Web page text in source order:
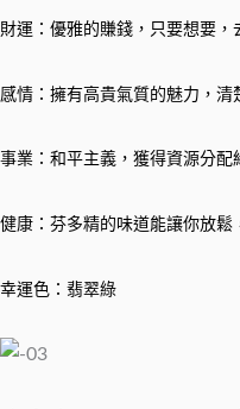
財運：優雅的賺錢，只要想要，
感情：擁有高貴氣質的魅力，
事業：和平主義，獲得資源分配
健康：芬多精的味道能讓你放鬆
幸運色：翡翠綠